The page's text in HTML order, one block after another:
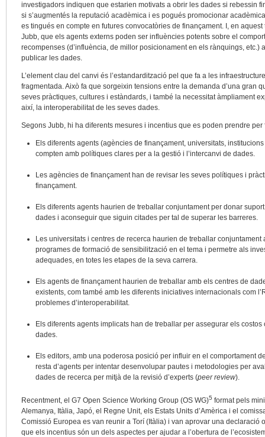
investigadors indiquen que estarien motivats a obrir les dades si rebessin
si s’augmentés la reputació acadèmica i es pogués promocionar
es tingués en compte en futures convocatòries de finançament. I, en
Jubb, que els agents externs poden ser influències potents sobre el
recompenses (d’influència, de millor posicionament en els rànquings, etc.)
publicar les dades.
L’element clau del canvi és l’estandardització pel que fa a les
fragmentada. Això fa que sorgeixin tensions entre la demanda d’una gran
seves pràctiques, cultures i estàndards, i també la necessitat àmpliament
així, la interoperabilitat de les seves dades.
Segons Jubb, hi ha diferents mesures i incentius que es poden prendre
Els diferents agents (agències de finançament, universitats,
compten amb polítiques clares per a la gestió i l’intercanvi de dades.
Les agències de finançament han de revisar les seves polítiques i
finançament.
Els diferents agents haurien de treballar conjuntament per donar
dades i aconseguir que siguin citades per tal de superar les barreres.
Les universitats i centres de recerca haurien de treballar
programes de formació de sensibilització en el tema i permetre als
adequades, en totes les etapes de la seva carrera.
Els agents de finançament haurien de treballar amb els centres de
existents, com també amb les diferents iniciatives internacionals com
problemes d’interoperabilitat.
Els diferents agents implicats han de treballar per assegurar els
dades.
Els editors, amb una poderosa posició per influir en el comportament
resta d’agents per intentar desenvolupar pautes i metodologies per
dades de recerca per mitjà de la revisió d’experts (peer review).
Recentment, el G7 Open Science Working Group (OS WG)5 format pels
Alemanya, Itàlia, Japó, el Regne Unit, els Estats Units d’Amèrica i el
Comissió Europea es van reunir a Torí (Itàlia) i van aprovar una declaració
que els incentius són un dels aspectes per ajudar a l’obertura de